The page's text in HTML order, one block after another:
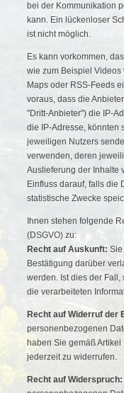
bei der Kommunikation
kann. Ein lückenloser
ist nicht möglich.
Es kann vorkommen,
wie zum Beispiel Videos
Maps oder RSS-Feeds
voraus, dass die
"Dritt-Anbieter") die IP-
die IP-Adresse, könnten
jeweiligen Nutzers
verwenden, deren
Auslieferung der Inhalte
Einfluss darauf, falls die
statistische Zwecke
Ihnen stehen folgende
(DSGVO) zu:
Recht auf Auskunft: Sie
Bestätigung darüber
werden. Ist dies der
die verarbeiteten
Recht auf Widerruf der
personenbezogenen
haben Sie gemäß
jederzeit zu widerrufen.
Recht auf Widerspruch: